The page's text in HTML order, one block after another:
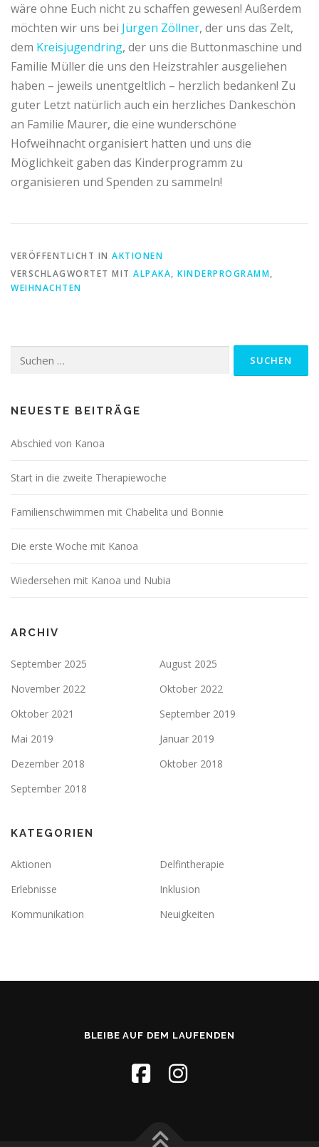
wäre ohne Euch nicht zu schaffen gewesen! Außerdem
möchten wir uns bei Jürgen Zöllner, der uns das Zelt,
dem Kreisjugendring, der uns die Buttonmaschine und
Familie Müller die uns den Heizstrahler ausgeliehen
haben – jeweils unentgeltlich – herzlich bedanken! Zu
guter Letzt natürlich auch ein herzliches Dankeschön
an Familie Maurer, die eine wunderschöne
Hofweihnacht organisiert hatten und uns die
Möglichkeit gaben das Kinderprogramm zu
organisieren und Spenden zu sammeln!
VERÖFFENTLICHT IN AKTIONEN
VERSCHLAGWORTET MIT ALPAKA, KINDERPROGRAMM,
WEIHNACHTEN
Suchen
NEUESTE BEITRÄGE
Abschied von Kanoa
Start in die zweite Therapiewoche
Familienschwimmen mit Chabelita und Bonnie
Die erste Woche mit Kanoa
Wiedersehen mit Kanoa und Nubia
ARCHIV
September 2025
August 2025
November 2022
Oktober 2022
Oktober 2021
September 2019
Mai 2019
Januar 2019
Dezember 2018
Oktober 2018
September 2018
KATEGORIEN
Aktionen
Delfintherapie
Erlebnisse
Inklusion
Kommunikation
Neuigkeiten
BLEIBE AUF DEM LAUFENDEN